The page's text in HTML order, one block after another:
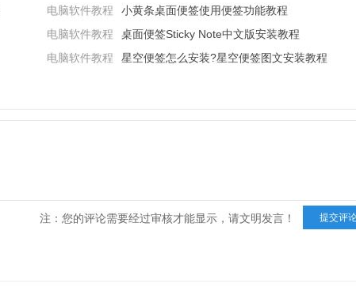
电脑软件教程
小黄条桌面便签使用便签功能教程
电脑软件教程
桌面便签Sticky Note中文版安装教程
电脑软件教程 星空便签怎么安装?星空便签图文安装教程
注：您的评论需要经过审核才能显示，请文明发言！